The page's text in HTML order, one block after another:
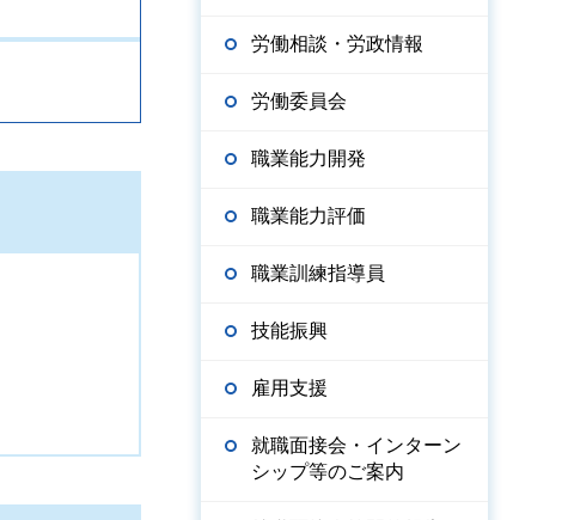
労働相談・労政情報
労働委員会
職業能力開発
職業能力評価
職業訓練指導員
技能振興
雇用支援
就職面接会・インターン
シップ等のご案内